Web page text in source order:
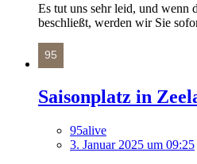
Es tut uns sehr leid, und wenn
beschließt, werden wir Sie
Saisonplatz in
95alive
3. Januar 2025 um 09:25